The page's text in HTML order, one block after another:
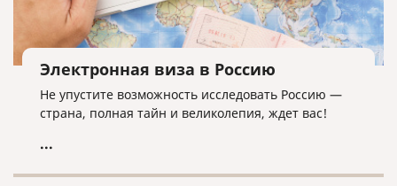
Электронная виза в Россию
Не упустите возможность исследовать Россию —
страна, полная тайн и великолепия, ждет вас!
...